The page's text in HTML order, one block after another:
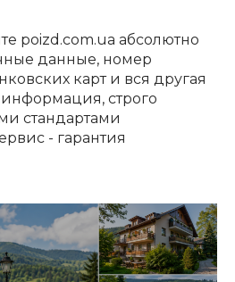
poizd.com.ua абсолютно
данные, номер
карт и вся другая
строго
стандартами
- гарантия